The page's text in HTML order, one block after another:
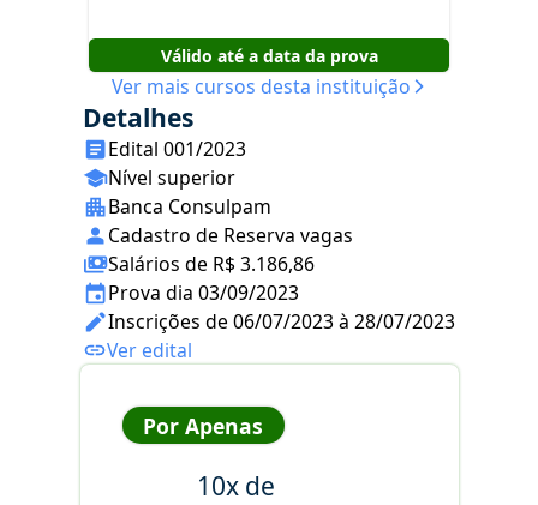
Válido até a data da prova
Ver mais cursos desta instituição
Detalhes
Edital 001/2023
Nível superior
Banca Consulpam
Cadastro de Reserva vagas
Salários de R$ 3.186,86
Prova dia 03/09/2023
Inscrições de 06/07/2023 à 28/07/2023
Ver edital
Por Apenas
10x de